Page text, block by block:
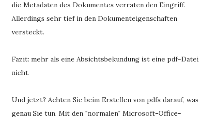
die Metadaten des Dokumentes verraten den Eingriff.
Allerdings sehr tief in den Dokumenteigenschaften
versteckt.
Fazit: mehr als eine Absichtsbekundung ist eine pdf-Datei
nicht.
Und jetzt? Achten Sie beim Erstellen von pdfs darauf, was
genau Sie tun. Mit den "normalen" Microsoft-Office-